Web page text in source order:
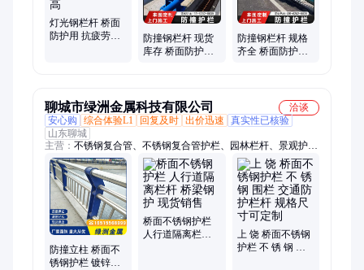
梁灯光护栏、防撞景观护栏
灯光钢栏杆 桥面
防护用 抗疲劳性
防撞钢栏杆 现货
库存 桥面防护用
防撞钢栏杆 规格
齐全 桥面防护用
聊城市绿洲金属科技有限公司
洽谈
安心购
综合体验L1 回复及时 出价迅速
真实性已核验
山东聊城
主营： 不锈钢复合管、不锈钢复合管护栏、园林栏杆、景观护
栏、铝合金护栏
防撞立柱 桥面不
锈钢护栏 镀锌喷
桥面不锈钢护栏
人行道隔离栏杆
上 饶 桥面不锈钢
护栏 不 锈 钢 围